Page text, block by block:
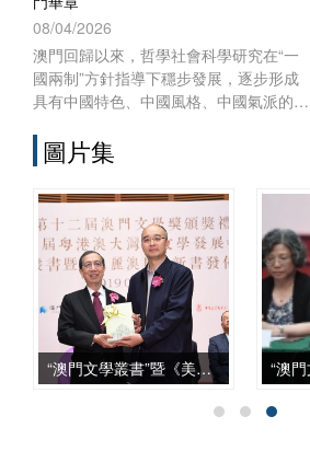
規劃》，謀劃可持續發展藍圖，
08/04/2026
澳門回歸以來，哲學社會科學研究在“一
國兩制”方針指導下穩步發展，逐步形成
具有中國特色、中國風格、中國氣派的自
哲學社會科學工作座談會上發表重要講
話、中共中央辦公廳2022年印發《國家
“十四五”時期哲學社會科學發展規劃》以
來，澳門的高等院校、澳門基金會和學術
團體作為知識產出、傳播和實踐的主體，
在構建哲學社會科學自主知識體系的征程
上，從學科建設、智庫服務、文化傳承到
國際對話等諸方面，都發揮了自身獨特的
作用，呈現出多元化、本土化、交叉化與
實務化的發展特點。
圖片集
“澳門文學叢書”暨《美麗澳門》新書發佈會